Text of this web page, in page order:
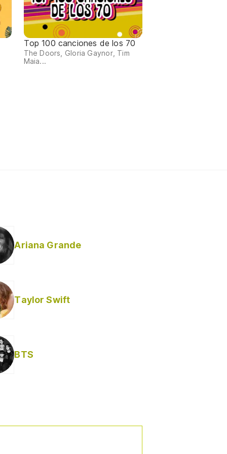
Top 100 canciones de los 70
The Doors, Gloria Gaynor, Tim
Maia...
Ariana Grande
Taylor Swift
BTS